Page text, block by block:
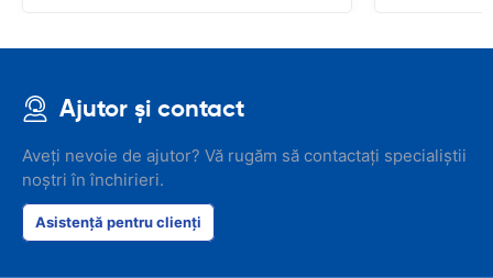
Ajutor și contact
Aveți nevoie de ajutor? Vă rugăm să contactați specialiștii
noștri în închirieri.
Asistență pentru clienți